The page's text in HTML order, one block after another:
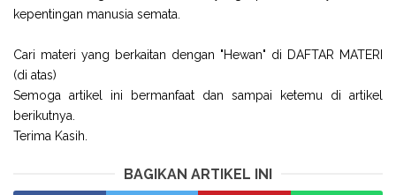
kepentingan manusia semata.
Cari materi yang berkaitan dengan "Hewan" di DAFTAR MATERI
(di atas)
Semoga artikel ini bermanfaat dan sampai ketemu di artikel
berikutnya.
Terima Kasih.
BAGIKAN ARTIKEL INI